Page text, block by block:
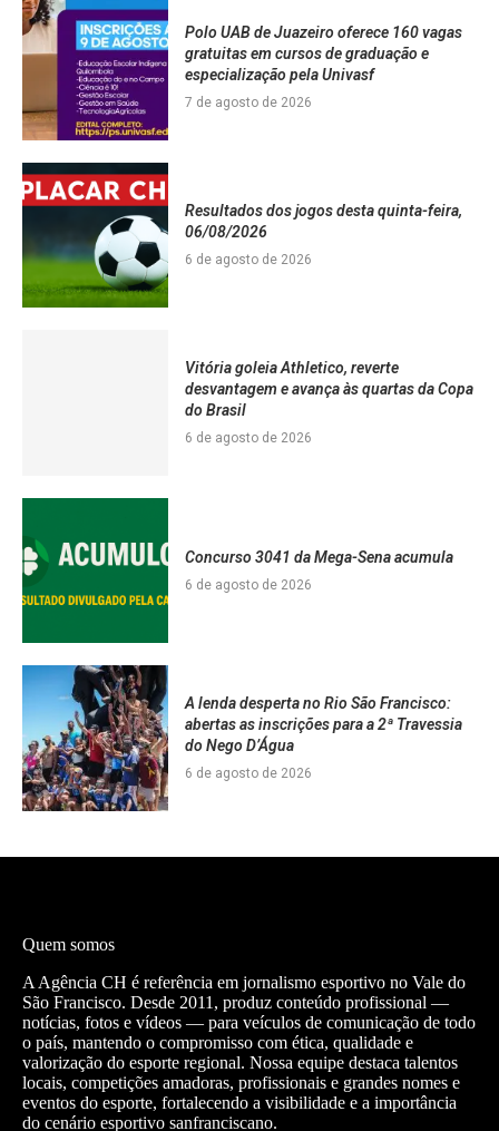
Polo UAB de Juazeiro oferece 160 vagas
gratuitas em cursos de graduação e
especialização pela Univasf
7 de agosto de 2026
Resultados dos jogos desta quinta-feira,
06/08/2026
6 de agosto de 2026
Vitória goleia Athletico, reverte
desvantagem e avança às quartas da Copa
do Brasil
6 de agosto de 2026
Concurso 3041 da Mega-Sena acumula
6 de agosto de 2026
A lenda desperta no Rio São Francisco:
abertas as inscrições para a 2ª Travessia
do Nego D’Água
6 de agosto de 2026
Quem somos
A Agência CH é referência em jornalismo esportivo no Vale do
São Francisco. Desde 2011, produz conteúdo profissional —
notícias, fotos e vídeos — para veículos de comunicação de todo
o país, mantendo o compromisso com ética, qualidade e
valorização do esporte regional. Nossa equipe destaca talentos
locais, competições amadoras, profissionais e grandes nomes e
eventos do esporte, fortalecendo a visibilidade e a importância
do cenário esportivo sanfranciscano.